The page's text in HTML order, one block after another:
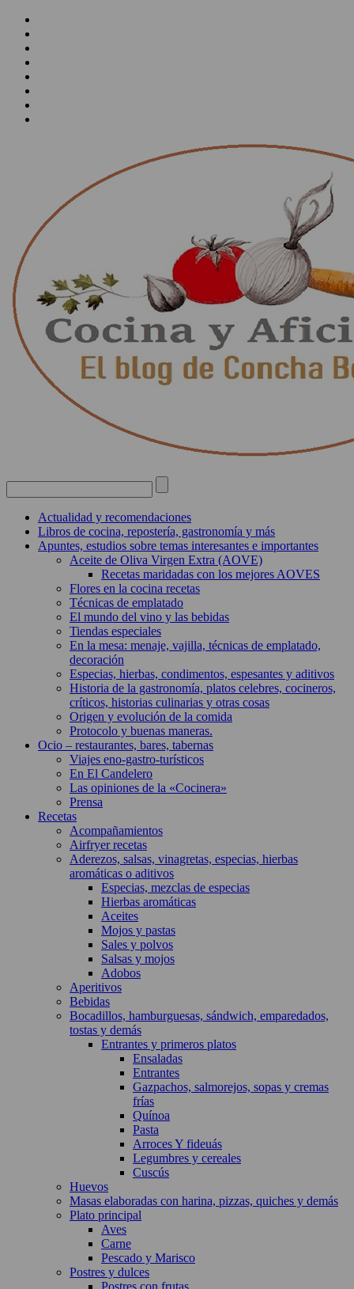
Actualidad y recomendaciones
Libros de cocina, repostería, gastronomía y más
Apuntes, estudios sobre temas interesantes e importantes
Aceite de Oliva Virgen Extra (AOVE)
Recetas maridadas con los mejores AOVES
Flores en la cocina recetas
Técnicas de emplatado
El mundo del vino y las bebidas
Tiendas especiales
En la mesa: menaje, vajilla, técnicas de emplatado,
decoración
Especias, hierbas, condimentos, espesantes y aditivos
Historia de la gastronomía, platos celebres, cocineros,
críticos, historias culinarias y otras cosas
Origen y evolución de la comida
Protocolo y buenas maneras.
Ocio – restaurantes, bares, tabernas
Viajes eno-gastro-turísticos
En El Candelero
Las opiniones de la «Cocinera»
Prensa
Recetas
Acompañamientos
Airfryer recetas
Aderezos, salsas, vinagretas, especias, hierbas
aromáticas o aditivos
Especias, mezclas de especias
Hierbas aromáticas
Aceites
Mojos y pastas
Sales y polvos
Salsas y mojos
Adobos
Aperitivos
Bebidas
Bocadillos, hamburguesas, sándwich, emparedados,
tostas y demás
Entrantes y primeros platos
Ensaladas
Entrantes
Gazpachos, salmorejos, sopas y cremas
frías
Quínoa
Pasta
Arroces Y fideuás
Legumbres y cereales
Cuscús
Huevos
Masas elaboradas con harina, pizzas, quiches y demás
Plato principal
Aves
Carne
Pescado y Marisco
Postres y dulces
Postres con frutas